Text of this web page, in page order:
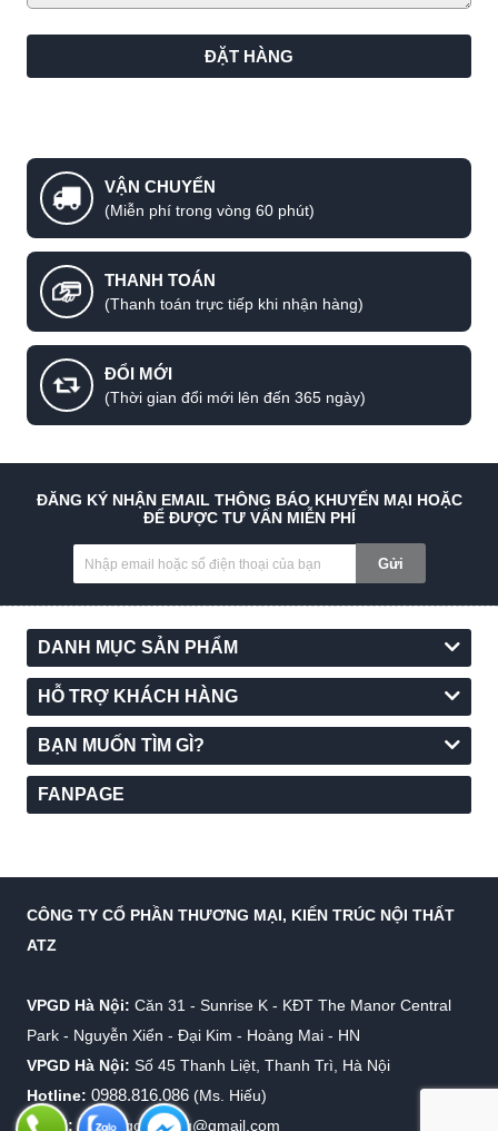
ĐẶT HÀNG
VẬN CHUYỂN
(Miễn phí trong vòng 60 phút)
THANH TOÁN
(Thanh toán trực tiếp khi nhận hàng)
ĐỔI MỚI
(Thời gian đổi mới lên đến 365 ngày)
ĐĂNG KÝ NHẬN EMAIL THÔNG BÁO KHUYẾN MẠI HOẶC
ĐỂ ĐƯỢC TƯ VẤN MIỄN PHÍ
Gửi
DANH MỤC SẢN PHẨM
HỖ TRỢ KHÁCH HÀNG
BẠN MUỐN TÌM GÌ?
FANPAGE
CÔNG TY CỔ PHẦN THƯƠNG MẠI, KIẾN TRÚC NỘI THẤT
ATZ
VPGD Hà Nội: Căn 31 - Sunrise K - KĐT The Manor Central
Park - Nguyễn Xiển - Đại Kim - Hoàng Mai - HN
VPGD Hà Nội: Số 45 Thanh Liệt, Thanh Trì, Hà Nội
Hotline: 0988.816.086 (Ms. Hiếu)
Email:info.virgolighting@gmail.com